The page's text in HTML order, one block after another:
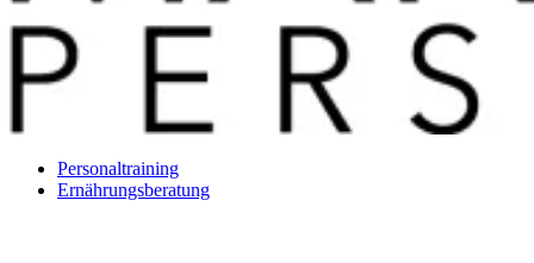
Personaltraining
Ernährungsberatung